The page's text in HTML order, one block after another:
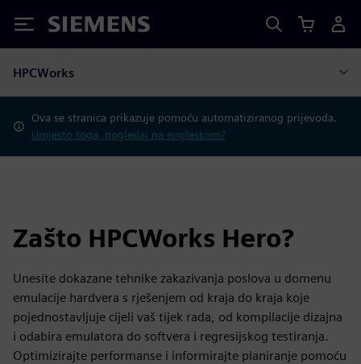
Siemens
HPCWorks
Ova se stranica prikazuje pomoću automatiziranog prijevoda.
Umjesto toga, pogledaj na engleskom?
Zašto HPCWorks Hero?
Unesite dokazane tehnike zakazivanja poslova u domenu
emulacije hardvera s rješenjem od kraja do kraja koje
pojednostavljuje cijeli vaš tijek rada, od kompilacije dizajna
i odabira emulatora do softvera i regresijskog testiranja.
Optimizirajte performanse i informirajte planiranje pomoću